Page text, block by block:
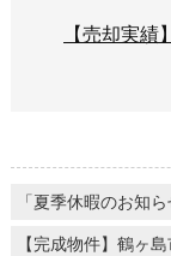
【売却実
「夏季休暇のお知ら
【完成物件】鶴ヶ